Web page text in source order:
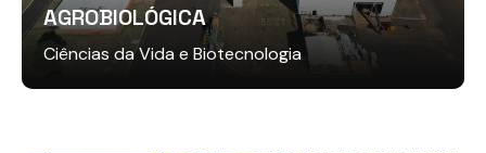
AGROBIOLÓGICA
Ciências da Vida e Biotecnologia